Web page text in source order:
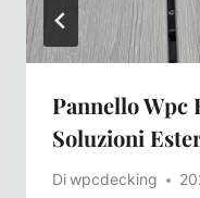
Pannello Wpc
Soluzioni
Diwpcdecking